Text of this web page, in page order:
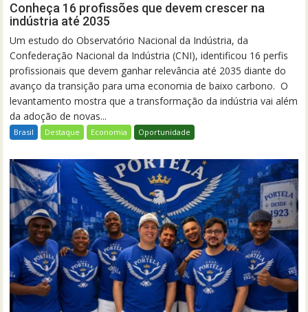
Conheça 16 profissões que devem crescer na
indústria até 2035
Um estudo do Observatório Nacional da Indústria, da
Confederação Nacional da Indústria (CNI), identificou 16 perfis
profissionais que devem ganhar relevância até 2035 diante do
avanço da transição para uma economia de baixo carbono. O
levantamento mostra que a transformação da indústria vai além
da adoção de novas...
Brasil Destaque Economia Oportunidade